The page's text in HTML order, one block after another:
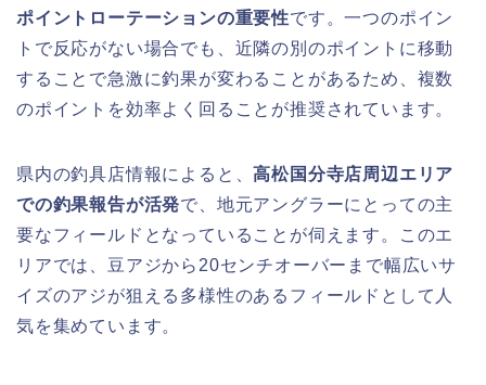
ポイントローテーションの重要性です。一つのポイン
トで反応がない場合でも、近隣の別のポイントに移動
することで急激に釣果が変わることがあるため、複数
のポイントを効率よく回ることが推奨されています。
県内の釣具店情報によると、高松国分寺店周辺エリア
での釣果報告が活発で、地元アングラーにとっての主
要なフィールドとなっていることが伺えます。このエ
リアでは、豆アジから20センチオーバーまで幅広いサ
イズのアジが狙える多様性のあるフィールドとして人
気を集めています。